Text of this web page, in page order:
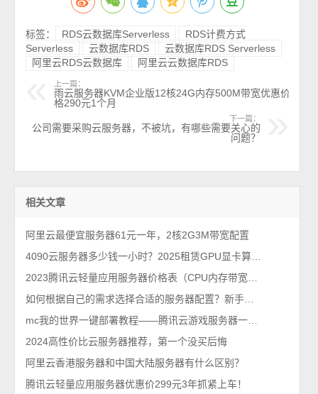
标签： RDS云数据库Serverless
RDS计费方式
Serverless
云数据库RDS
云数据库RDS Serverless
阿里云RDS云数据库
阿里云云数据库RDS
上一篇：
雨云服务器KVM企业版12核24G内存500M带宽优惠价
格290元1个月
下一篇：
公司需要采购云服务器，不被坑，有哪些需要关心的
问题？
相关文章
阿里云最便宜服务器61元一年，2核2G3M带宽配置
2024高性价比云服务器推荐，第一个没买后悔
阿里云香港服务器和中国大陆服务器有什么区别？
腾讯云轻量应用服务器优惠价299元3年抓紧上车！